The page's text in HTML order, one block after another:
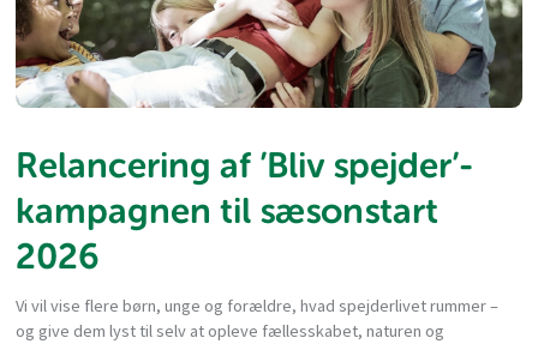
Relancering af ’Bliv spejder’-
kampagnen til sæsonstart
2026
Vi vil vise flere børn, unge og forældre, hvad spejderlivet rummer –
og give dem lyst til selv at opleve fællesskabet, naturen og